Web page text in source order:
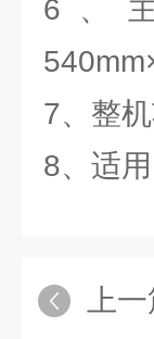
6、
7、整
8、适
上